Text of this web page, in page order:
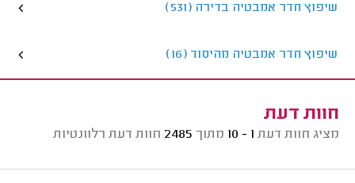
שיפוץ חדר אמבטיה בדירה (531)
שיפוץ חדר אמבטיה מהיסוד (16)
חוות דעת
מציג חוות דעת 1 - 10 מתוך 2485 חוות דעת רלוונטיות